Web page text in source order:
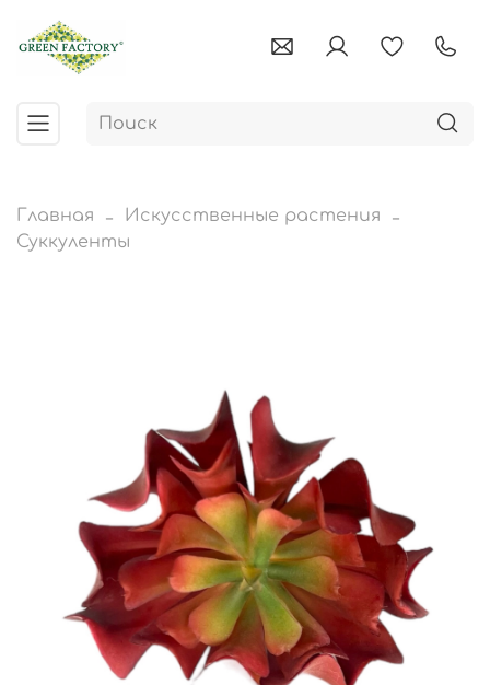
Главная
Искусственные растения
Суккуленты